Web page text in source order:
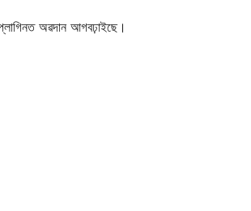
অৱদান আগবঢ়াইছে।